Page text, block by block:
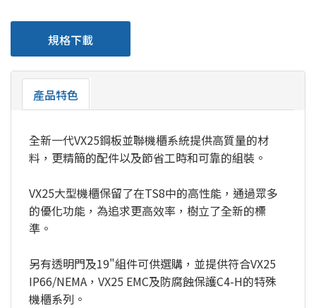
規格下載
產品特色
全新一代VX25鋼板並聯機櫃系統提供高質量的材
料，更精簡的配件以及節省工時和可靠的組裝。
VX25大型機櫃保留了在TS8中的高性能，通過眾多
的優化功能，為追求更高效率，樹立了全新的標
準。
另有透明門及19"組件可供選購，並提供符合VX25
IP66/NEMA，VX25 EMC及防腐蝕保護C4-H的特殊
機櫃系列。